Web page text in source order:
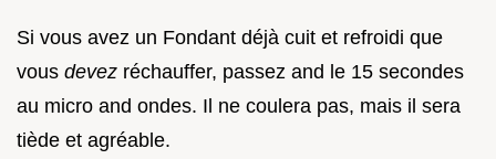
Si vous avez un Fondant déjà cuit et refroidi que
vous devez réchauffer, passez and le 15 secondes
au micro and ondes. Il ne coulera pas, mais il sera
tiède et agréable.